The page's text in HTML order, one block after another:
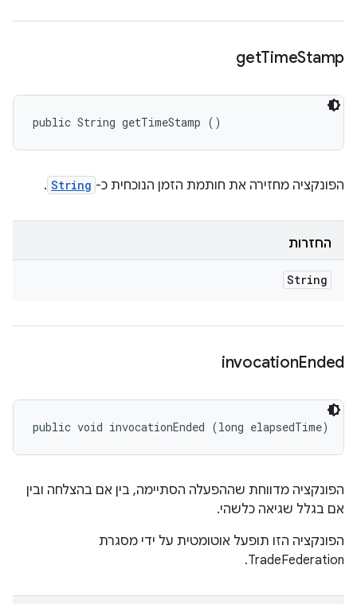
getTimeStamp
public String getTimeStamp ()
הפונקציה מחזירה את חותמת הזמן הנוכחית כ- String
.
החזרות
String
invocationEnded
public void invocationEnded (long elapsedTime)
הפונקציה מדווחת שההפעלה הסתיימה, בין אם בהצלחה ובין
אם בגלל שגיאה כלשהי.
הפונקציה הזו תופעל אוטומטית על ידי מסגרת
TradeFederation.